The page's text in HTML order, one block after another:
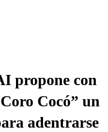
propone con
Cocó” un
adentrarse